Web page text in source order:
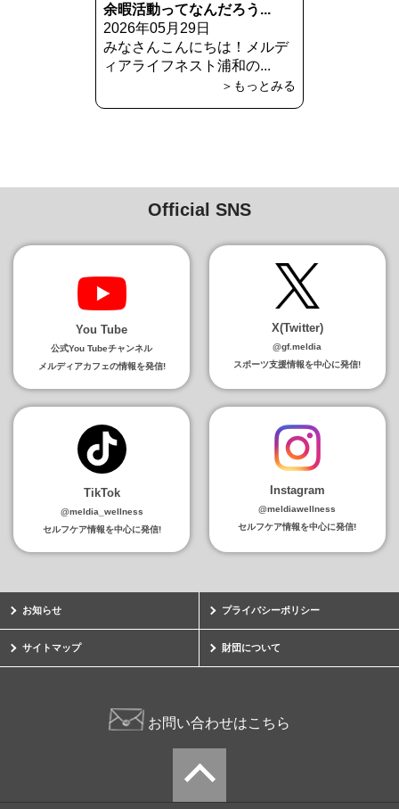
余暇活動ってなんだろう...
2026年05月29日
みなさんこんにちは！メルデ
ィアライフネスト浦和の...
＞もっとみる
Official SNS
You Tube
公式You Tubeチャンネル
メルディアカフェの情報を発信!
X(Twitter)
@gf.meldia
スポーツ支援情報を中心に発信!
TikTok
@meldia_wellness
セルフケア情報を中心に発信!
Instagram
@meldiawellness
セルフケア情報を中心に発信!
お知らせ プライバシーポリシー
サイトマップ 財団について
お問い合わせはこちら